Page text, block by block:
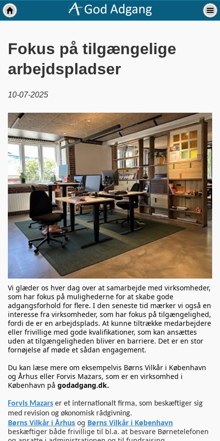
Fokus på tilgængelige
arbejdspladser
10-07-2025
Vi glæder os hver dag over at samarbejde med virksomheder,
som har fokus på mulighederne for at skabe gode
adgangsforhold for flere. I den seneste tid mærker vi også en
interesse fra virksomheder, som har fokus på tilgængelighed,
fordi de er en arbejdsplads. At kunne tiltrække medarbejdere
eller frivillige med gode kvalifikationer, som kan ansættes
uden at tilgængeligheden bliver en barriere. Det er en stor
fornøjelse af møde et sådan engagement.
Du kan læse mere om eksempelvis Børns Vilkår i København
og Århus eller Forvis Mazars, som er en virksomhed i
København på godadgang.dk.
Forvis Mazars er et internationalt firma, som beskæftiger sig
med revision og økonomisk rådgivning.
Børns Vilkår i Århus og Børns Vilkår i København
beskæftiger både frivillige til bl.a. at besvare Børnetelefonen